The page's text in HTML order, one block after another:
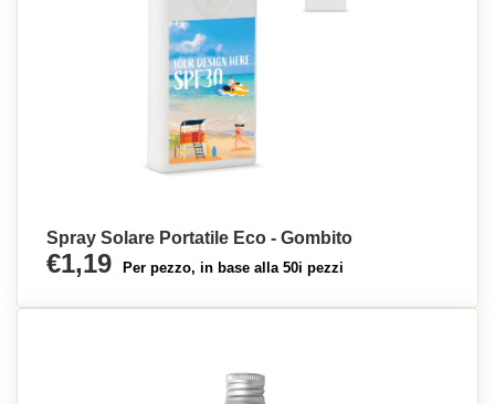
Spray Solare Portatile Eco - Gombito
€1,19 Per pezzo, in base alla 50i pezzi